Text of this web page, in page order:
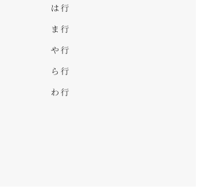
は行
ま行
や行
ら行
わ行